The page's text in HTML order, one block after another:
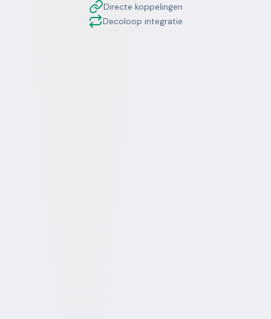
Directe koppelingen
Decoloop integratie